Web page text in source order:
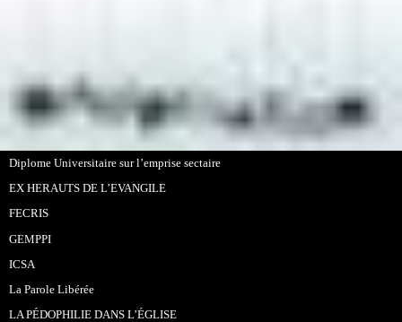
Diplome Universitaire sur l’emprise sectaire
EX HERAUTS DE L’EVANGILE
FECRIS
GEMPPI
ICSA
La Parole Libérée
LA PÉDOPHILIE DANS L’ÉGLISE